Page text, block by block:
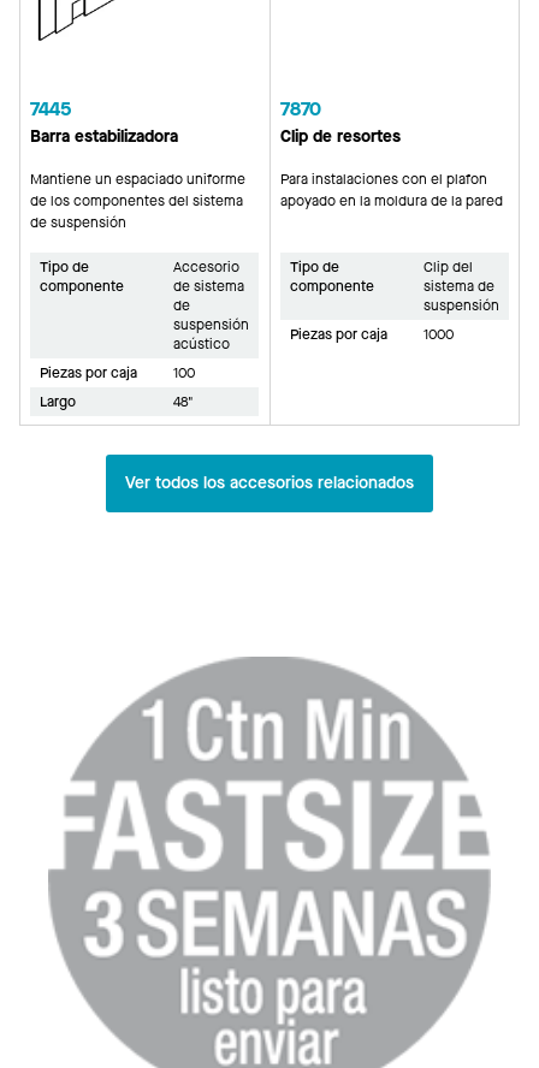
7445
Barra estabilizadora
Mantiene un espaciado uniforme
de los componentes del sistema
de suspensión
Tipo de
componente
Accesorio
de sistema
de
suspensión
acústico
Piezas por caja
100
Largo
48"
7870
Clip de resortes
Para instalaciones con el plafon
apoyado en la moldura de la pared
Tipo de
componente
Clip del
sistema de
suspensión
Piezas por caja
1000
Ver todos los accesorios relacionados